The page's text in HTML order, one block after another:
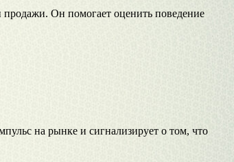
продажи. Он помогает оценить поведение
на рынке и сигнализирует о том, что